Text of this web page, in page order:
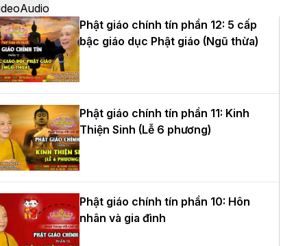
yêu thương trong ngày tu tập thứ
của Khóa sinh hoạt Phật pháp mùa
tại chùa Bằng
Thọ Lạc được suy cử làm tân
BTS GHPGVN tỉnh Nghệ An
thượng Thích Quảng Tùng tái đắc
Audio
Phật giáo chính tín phần 12: 5 cấp
bậc giáo dục Phật giáo (Ngũ thừa)
Phật giáo chính tín phần 11: Kinh
Thiện Sinh (Lễ 6 phương)
Phật giáo chính tín phần 10: Hôn
nhân và gia đình